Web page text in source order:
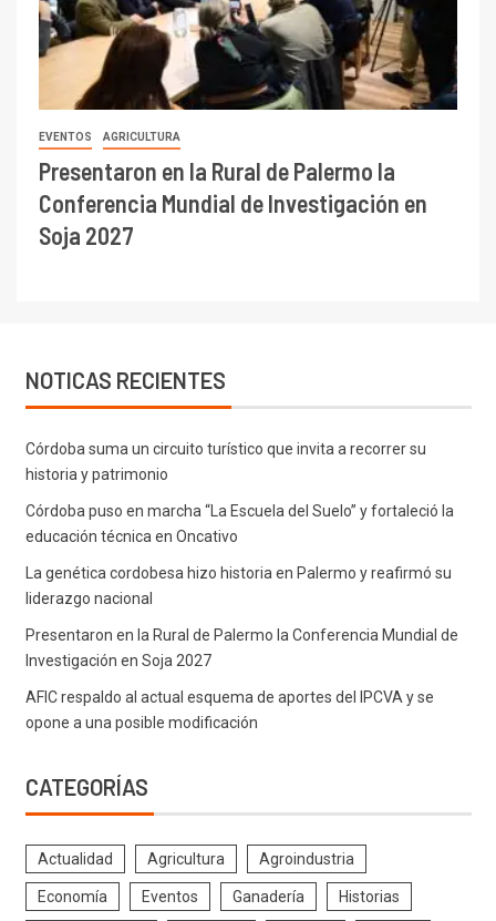
EVENTOS AGRICULTURA
Presentaron en la Rural de Palermo la
Conferencia Mundial de Investigación en
Soja 2027
NOTICAS RECIENTES
Córdoba suma un circuito turístico que invita a recorrer su
historia y patrimonio
Córdoba puso en marcha “La Escuela del Suelo” y fortaleció la
educación técnica en Oncativo
La genética cordobesa hizo historia en Palermo y reafirmó su
liderazgo nacional
Presentaron en la Rural de Palermo la Conferencia Mundial de
Investigación en Soja 2027
AFIC respaldo al actual esquema de aportes del IPCVA y se
opone a una posible modificación
CATEGORÍAS
Actualidad Agricultura Agroindustria
Economía Eventos Ganadería Historias